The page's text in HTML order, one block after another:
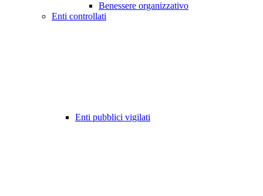
Benessere organizzativo
Enti controllati
Enti pubblici vigilati